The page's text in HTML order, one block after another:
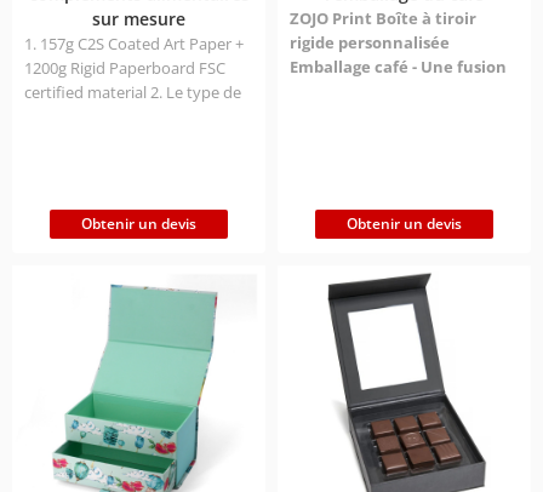
sur mesure
1. 157g C2S Coated Art Paper +
1200g Rigid Paperboard FSC
certified material 2. Le type de
former une structure
entièrement enveloppée, et la
produit contre les dommages.
3. La technologie de gaufrage
confère à l'emballage une
impression de luxe et une
présentation visuelle de haute
qualité. 4. La technologie de la
feuille d'argent estampée à
chaud a une excellente
expression visuelle et peut
Obtenir un devis
ZOJO Print Boîte à tiroir
rigide personnalisée
Emballage café - Une fusion
s'attache à fournir aux marques
de café des services
les concepts de protection de
l'environnement, la tension
visuelle et l'expérience de
l'utilisateur.
Obtenir un devis